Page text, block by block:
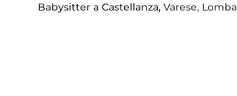
Babysitter a Castellanza, Varese,